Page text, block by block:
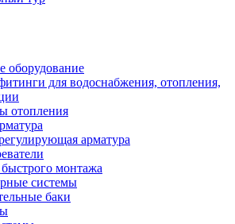
оборудование
для водоснабжения, отопления,
отопления
арматура
монтажа
системы
баки